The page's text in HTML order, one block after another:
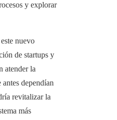
y explorar
nuevo
de startups y
atender la
dependían
revitalizar la
más